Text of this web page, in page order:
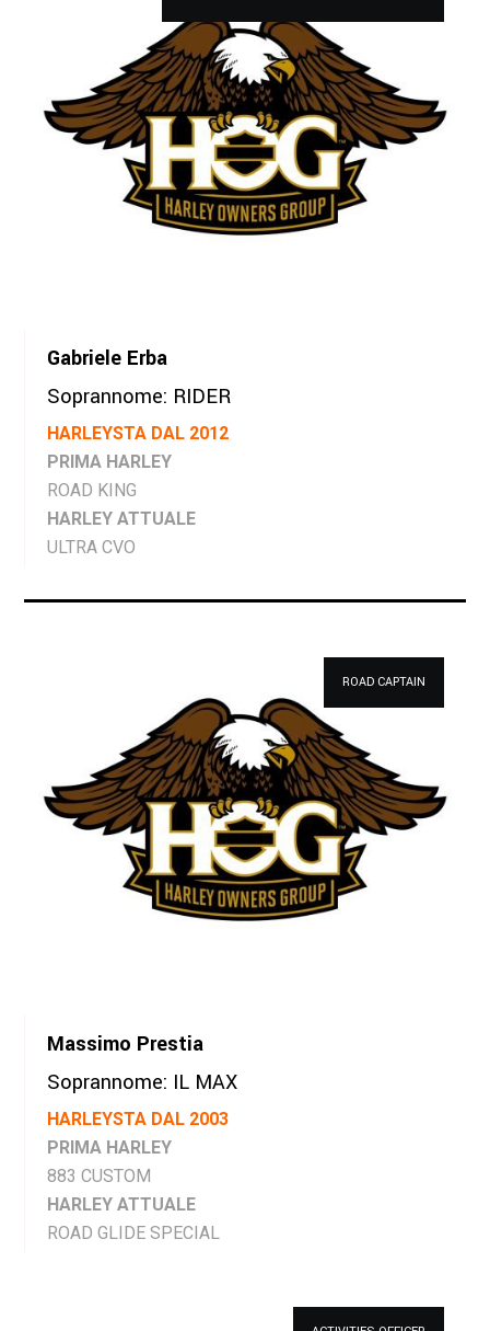
Gabriele Erba
Soprannome: RIDER
HARLEYSTA DAL 2012
PRIMA HARLEY
ROAD KING
HARLEY ATTUALE
ULTRA CVO
Massimo Prestia
Soprannome: IL MAX
HARLEYSTA DAL 2003
PRIMA HARLEY
883 CUSTOM
HARLEY ATTUALE
ROAD GLIDE SPECIAL